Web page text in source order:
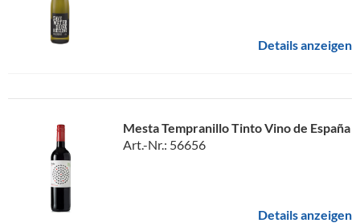
Details anzeigen
Mesta Tempranillo Tinto Vino de España
Art.-Nr.: 56656
Details anzeigen